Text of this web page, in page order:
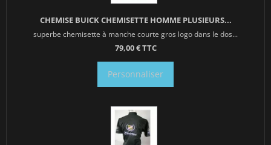
CHEMISE BUICK CHEMISETTE HOMME PLUSIEURS...
superbe chemisette à manche courte gros logo dans le dos...
79,00 € TTC
Personnaliser